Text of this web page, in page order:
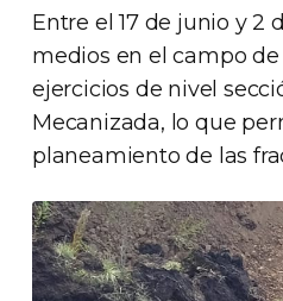
Entre el 17 de junio y 2
medios en el campo
ejercicios de nivel
Mecanizada, lo que
planeamiento de las